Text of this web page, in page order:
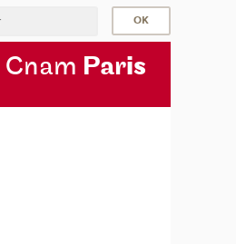
Cnam Paris